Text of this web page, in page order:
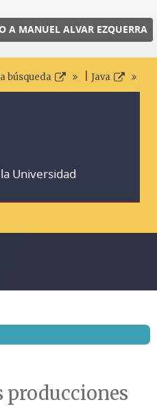
A MANUEL ALVAR EZQUERRA
búsqueda Java
Universidad
producciones